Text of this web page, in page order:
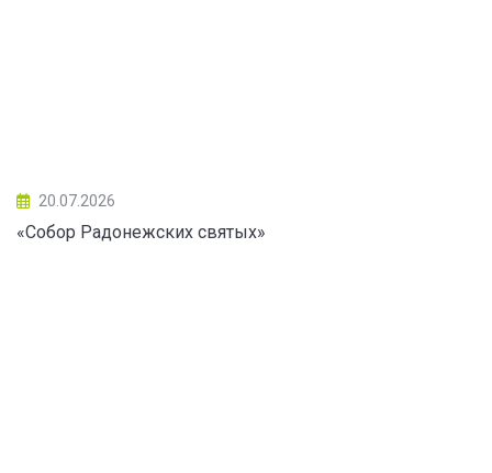
20.07.2026
«Собор Радонежских святых»